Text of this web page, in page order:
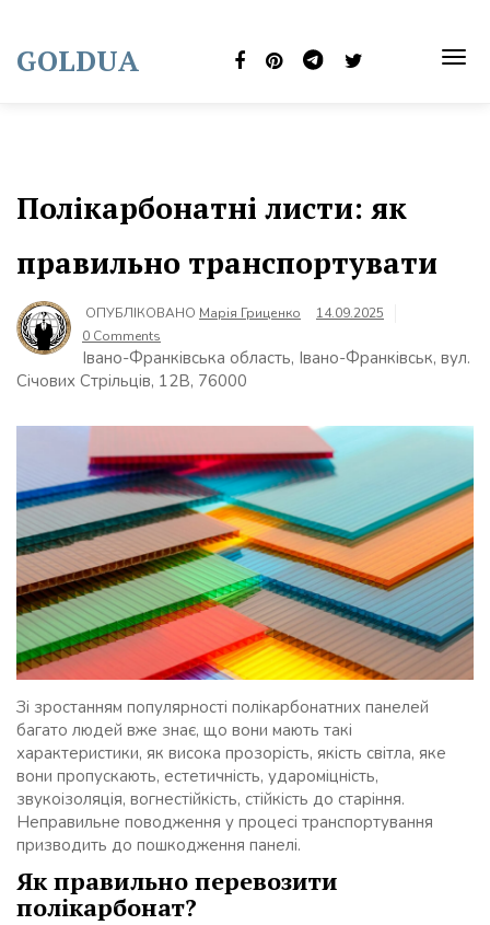
content
GOLDUA
Полікарбонатні листи: як
правильно транспортувати
ОПУБЛІКОВАНО Марія Гриценко
14.09.2025
0 Comments
Івано-Франківська область, Івано-Франківськ, вул.
Січових Стрільців, 12В, 76000
Зі зростанням популярності полікарбонатних панелей
багато людей вже знає, що вони мають такі
характеристики, як висока прозорість, якість світла, яке
вони пропускають, естетичність, удароміцність,
звукоізоляція, вогнестійкість, стійкість до старіння.
Неправильне поводження у процесі транспортування
призводить до пошкодження панелі.
Як правильно перевозити
полікарбонат?